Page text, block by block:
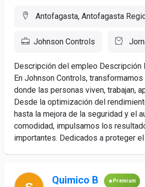
Antofagasta, Antofagasta
Johnson Controls
Descripción del empleo Descripción
En Johnson Controls,
donde las personas viven, trabajan,
Desde la optimización del
hasta la mejora de la seguridad y el
comodidad, impulsamos los
importantes. Dedicados a proteger el
Quimico B Premium